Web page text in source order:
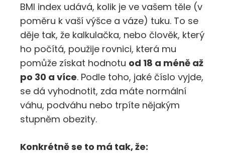
BMI index udává, kolik je ve vašem těle (v
poměru k vaší výšce a váze) tuku. To se
děje tak, že kalkulačka, nebo člověk, který
ho počítá, použije rovnici, která mu
pomůže získat hodnotu od 18 a méně až
po 30 a více. Podle toho, jaké číslo vyjde,
se dá vyhodnotit, zda máte normální
váhu, podváhu nebo trpíte nějakým
stupněm obezity.
Konkrétně se to má tak, že: